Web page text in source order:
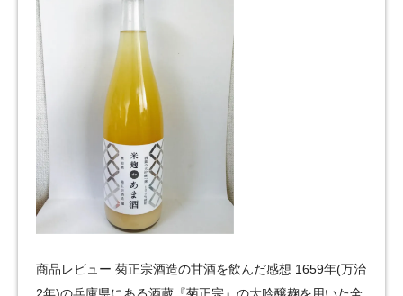
商品レビュー 菊正宗酒造の甘酒を飲んだ感想 1659年(万治